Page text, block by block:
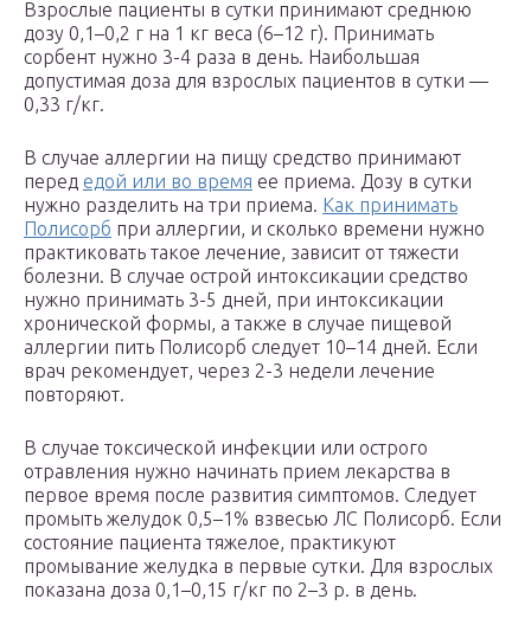
Взрослые пациенты в сутки принимают среднюю
дозу 0,1–0,2 г на 1 кг веса (6–12 г). Принимать
сорбент нужно 3-4 раза в день. Наибольшая
допустимая доза для взрослых пациентов в сутки —
0,33 г/кг.
В случае аллергии на пищу средство принимают
перед едой или во время ее приема. Дозу в сутки
нужно разделить на три приема. Как принимать
Полисорб при аллергии, и сколько времени нужно
практиковать такое лечение, зависит от тяжести
болезни. В случае острой интоксикации средство
нужно принимать 3-5 дней, при интоксикации
хронической формы, а также в случае пищевой
аллергии пить Полисорб следует 10–14 дней. Если
врач рекомендует, через 2-3 недели лечение
повторяют.
В случае токсической инфекции или острого
отравления нужно начинать прием лекарства в
первое время после развития симптомов. Следует
промыть желудок 0,5–1% взвесью ЛС Полисорб. Если
состояние пациента тяжелое, практикуют
промывание желудка в первые сутки. Для взрослых
показана доза 0,1–0,15 г/кг по 2–3 р. в день.